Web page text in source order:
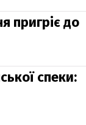
пригріє до
спеки: